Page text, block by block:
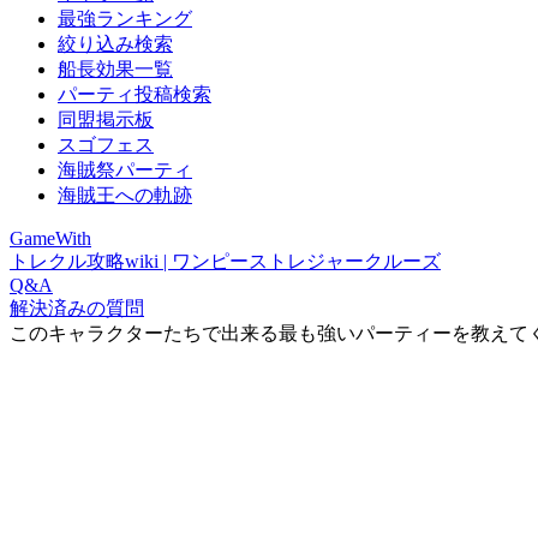
最強ランキング
絞り込み検索
船長効果一覧
パーティ投稿検索
同盟掲示板
スゴフェス
海賊祭パーティ
海賊王への軌跡
GameWith
トレクル攻略wiki | ワンピーストレジャークルーズ
Q&A
解決済みの質問
このキャラクターたちで出来る最も強いパーティーを教えて